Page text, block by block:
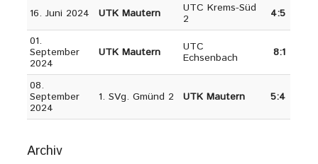
16. Juni 2024 UTK Mautern
UTC Krems-Süd
2
4:5
01.
September
2024
UTK Mautern
UTC
Echsenbach
8:1
08.
September
2024
1. SVg. Gmünd 2 UTK Mautern 5:4
Archiv